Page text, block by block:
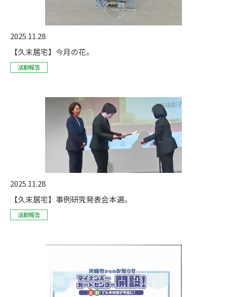
2025.11.28
【久末居宅】今月の花。
活動報告
2025.11.28
【久末居宅】事例研究発表会本選。
活動報告